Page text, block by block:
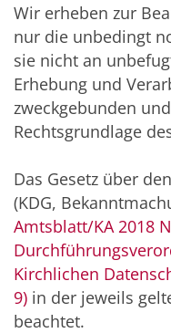
Wir erheben zur
nur die unbedingt
sie nicht an
Erhebung und
zweckgebunden
Rechtsgrundlage
Das Gesetz über
(KDG,
Amtsblatt/KA 2018
Kirchlichen
9) in der jeweils
beachtet.